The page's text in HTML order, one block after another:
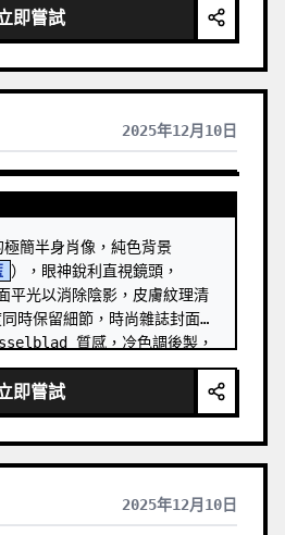
即嘗試
2025年12月10日
極簡半身肖像，純色背景
），眼神銳利直視鏡頭，
光以消除陰影，皮膚紋理清
時保留細節，時尚雜誌封面構
質感，冷色調後製，
面美學，1:1 正方形構圖
即嘗試
2025年12月10日